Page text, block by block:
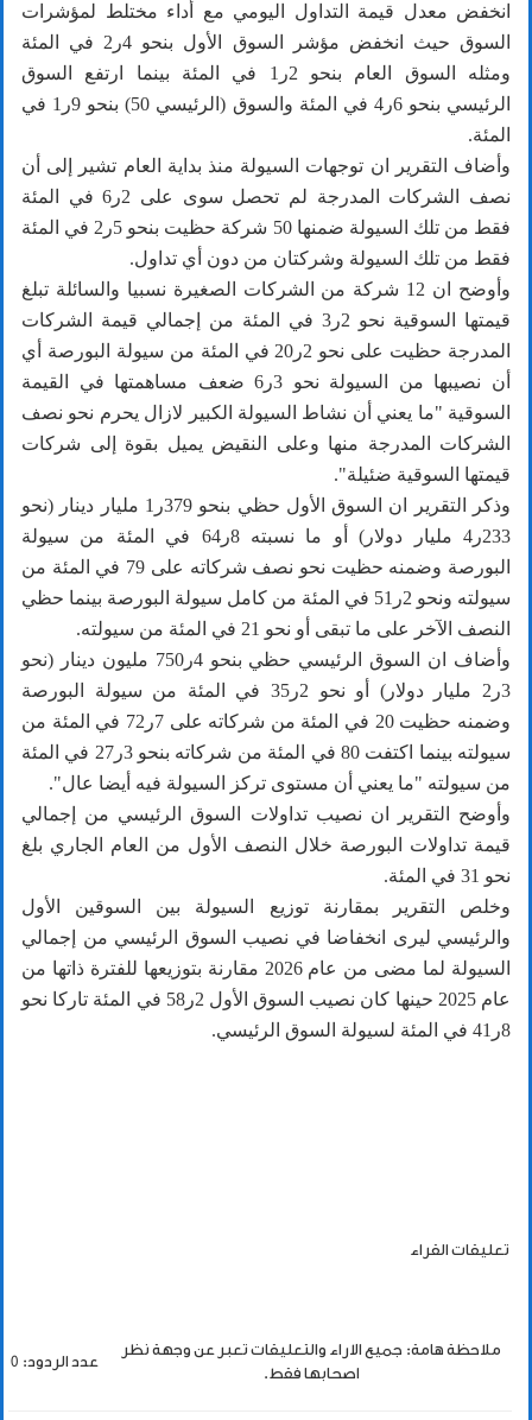
انخفض معدل قيمة التداول اليومي مع أداء مختلط لمؤشرات
السوق حيث انخفض مؤشر السوق الأول بنحو 4ر2 في المئة
ومثله السوق العام بنحو 2ر1 في المئة بينما ارتفع السوق
الرئيسي بنحو 6ر4 في المئة والسوق (الرئيسي 50) بنحو 9ر1 في
المئة.
وأضاف التقرير ان توجهات السيولة منذ بداية العام تشير إلى أن
نصف الشركات المدرجة لم تحصل سوى على 2ر6 في المئة
فقط من تلك السيولة ضمنها 50 شركة حظيت بنحو 5ر2 في المئة
فقط من تلك السيولة وشركتان من دون أي تداول.
وأوضح ان 12 شركة من الشركات الصغيرة نسبيا والسائلة تبلغ
قيمتها السوقية نحو 2ر3 في المئة من إجمالي قيمة الشركات
المدرجة حظيت على نحو 2ر20 في المئة من سيولة البورصة أي
أن نصيبها من السيولة نحو 3ر6 ضعف مساهمتها في القيمة
السوقية "ما يعني أن نشاط السيولة الكبير لازال يحرم نحو نصف
الشركات المدرجة منها وعلى النقيض يميل بقوة إلى شركات
قيمتها السوقية ضئيلة".
وذكر التقرير ان السوق الأول حظي بنحو 379ر1 مليار دينار (نحو
233ر4 مليار دولار) أو ما نسبته 8ر64 في المئة من سيولة
البورصة وضمنه حظيت نحو نصف شركاته على 79 في المئة من
سيولته ونحو 2ر51 في المئة من كامل سيولة البورصة بينما حظي
النصف الآخر على ما تبقى أو نحو 21 في المئة من سيولته.
وأضاف ان السوق الرئيسي حظي بنحو 4ر750 مليون دينار (نحو
3ر2 مليار دولار) أو نحو 2ر35 في المئة من سيولة البورصة
وضمنه حظيت 20 في المئة من شركاته على 7ر72 في المئة من
سيولته بينما اكتفت 80 في المئة من شركاته بنحو 3ر27 في المئة
من سيولته "ما يعني أن مستوى تركز السيولة فيه أيضا عال".
وأوضح التقرير ان نصيب تداولات السوق الرئيسي من إجمالي
قيمة تداولات البورصة خلال النصف الأول من العام الجاري بلغ
نحو 31 في المئة.
وخلص التقرير بمقارنة توزيع السيولة بين السوقين الأول
والرئيسي ليرى انخفاضا في نصيب السوق الرئيسي من إجمالي
السيولة لما مضى من عام 2026 مقارنة بتوزيعها للفترة ذاتها من
عام 2025 حينها كان نصيب السوق الأول 2ر58 في المئة تاركا نحو
8ر41 في المئة لسيولة السوق الرئيسي.
تعليقات القراء
ملاحظة هامة: جميع الاراء والتعليقات تعبر عن وجهة نظر
اصحابها فقط.
عدد الردود: 0